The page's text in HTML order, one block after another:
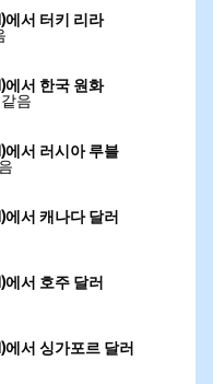
서 터키 리라
서 한국 원화
음
서 러시아 루블
서 캐나다 달러
서 호주 달러
서 싱가포르 달러